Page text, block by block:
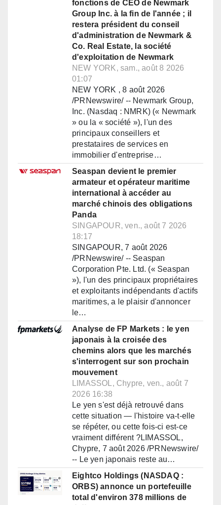
fonctions de CEO de Newmark
Group Inc. à la fin de l'année ; il
restera président du conseil
d'administration de Newmark &
Co. Real Estate, la société
d'exploitation de Newmark
NEW YORK, sam., août 8 2026
01:07
NEW YORK , 8 août 2026
/PRNewswire/ -- Newmark Group,
Inc. (Nasdaq : NMRK) (« Newmark
» ou la « société »), l'un des
principaux conseillers et
prestataires de services en
immobilier d'entreprise…
Seaspan devient le premier
armateur et opérateur maritime
international à accéder au
marché chinois des obligations
Panda
SINGAPOUR, ven., août 7 2026
18:17
SINGAPOUR, 7 août 2026
/PRNewswire/ -- Seaspan
Corporation Pte. Ltd. (« Seaspan
»), l'un des principaux propriétaires
et exploitants indépendants d'actifs
maritimes, a le plaisir d'annoncer
le…
Analyse de FP Markets : le yen
japonais à la croisée des
chemins alors que les marchés
s'interrogent sur son prochain
mouvement
LIMASSOL, Chypre, ven., août 7
2026 16:38
Le yen s'est déjà retrouvé dans
cette situation — l'histoire va-t-elle
se répéter, ou cette fois-ci est-ce
vraiment différent ?LIMASSOL,
Chypre, 7 août 2026 /PRNewswire/
-- Le yen japonais reste au…
Eightco Holdings (NASDAQ :
ORBS) annonce un portefeuille
total d'environ 378 millions de